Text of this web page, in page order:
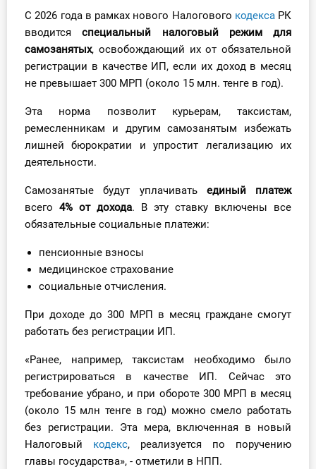
Учет по отраслям
Юридический помощник
Интернет-магазин
О Системе
Обучение
С 2026 года в рамках нового Налогового кодексаРК
вводитсяспециальный налоговый режим для
самозанятых, освобождающий их от обязательной
регистрации в качестве ИП, если их доход в месяц
не превышает 300 МРП (около 15 млн. тенге в год).
Эта норма позволит курьерам, таксистам,
ремесленникам и другим самозанятым избежать
лишней бюрократии и упростит легализацию их
деятельности.
Самозанятые будут уплачивать единый платеж
всего 4% от дохода. В эту ставку включены все
обязательные социальные платежи:
пенсионные взносы
медицинское страхование
социальные отчисления.
При доходе до 300 МРП в месяц граждане смогут
работать без регистрации ИП.
«Ранее, например, таксистам необходимо было
регистрироваться в качестве ИП. Сейчас это
требование убрано, и при обороте 300 МРП в месяц
(около 15 млн тенге в год) можно смело работать
без регистрации. Эта мера, включенная в новый
Налоговый кодекс, реализуется по поручению
главы государства», - отметили в НПП.